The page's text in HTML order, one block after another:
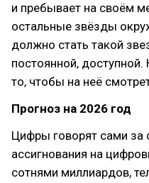
и пребывает на своём
остальные звёзды
должно стать такой
постоянной,
то, чтобы на неё
Прогноз на 2026 год
Цифры говорят сами
ассигнования на
сотнями миллиардов,